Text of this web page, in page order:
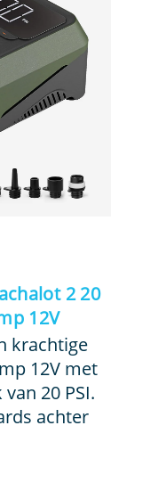
2 20
12V
krachtige
12V met
20 PSI.
achter